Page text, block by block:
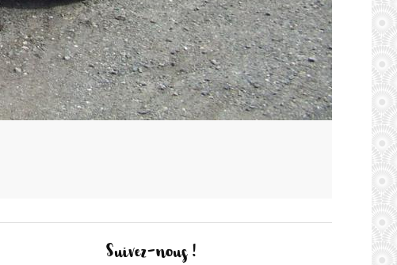
Suivez-nous !